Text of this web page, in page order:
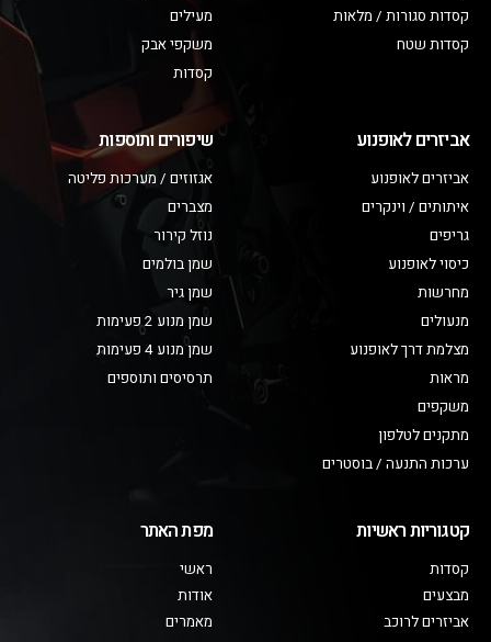
קסדות סגורות / מלאות
קסדות שטח
מעילים
משקפי אבק
קסדות
אביזרים לאופנוע
אביזרים לאופנוע
איתותים / וינקרים
גריפים
כיסוי לאופנוע
מחרשות
מנעולים
מצלמת דרך לאופנוע
מראות
משקפים
מתקנים לטלפון
ערכות התנעה / בוסטרים
שיפורים ותוספות
אגזוזים / מערכות פליטה
מצברים
נוזל קירור
שמן בולמים
שמן גיר
שמן מנוע 2 פעימות
שמן מנוע 4 פעימות
תרסיסים ותוספים
קטגוריות ראשיות
קסדות
מבצעים
אביזרים לרוכב
מפת האתר
ראשי
אודות
מאמרים